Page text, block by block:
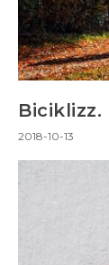
Biciklizz.
2018-10-13